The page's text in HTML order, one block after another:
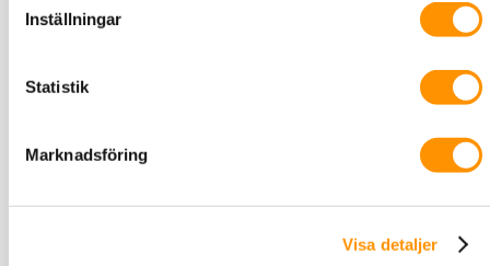
Inställningar
Statistik
Marknadsföring
Visa detaljer